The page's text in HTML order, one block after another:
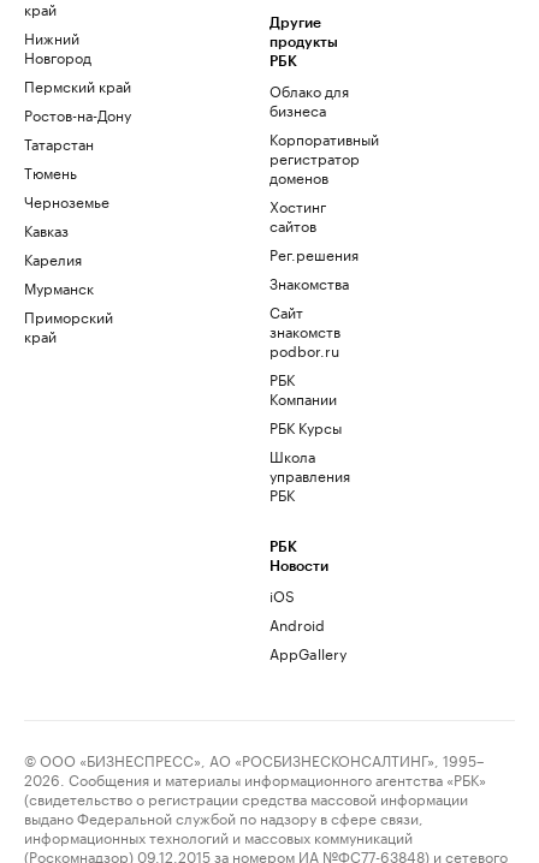
край
Нижний
Новгород
Пермский край
Ростов-на-Дону
Татарстан
Тюмень
Черноземье
Кавказ
Карелия
Мурманск
Приморский
край
Другие
продукты
РБК
Облако для
бизнеса
Корпоративный
регистратор
доменов
Хостинг
сайтов
Рег.решения
Знакомства
Сайт
знакомств
podbor.ru
РБК
Компании
РБК Курсы
Школа
управления
РБК
РБК
Новости
iOS
Android
AppGallery
© ООО «БИЗНЕСПРЕСС», АО «РОСБИЗНЕСКОНСАЛТИНГ», 1995–
2026. Сообщения и материалы информационного агентства «РБК»
(свидетельство о регистрации средства массовой информации
выдано Федеральной службой по надзору в сфере связи,
информационных технологий и массовых коммуникаций
(Роскомнадзор) 09.12.2015 за номером ИА №ФС77-63848) и сетевого